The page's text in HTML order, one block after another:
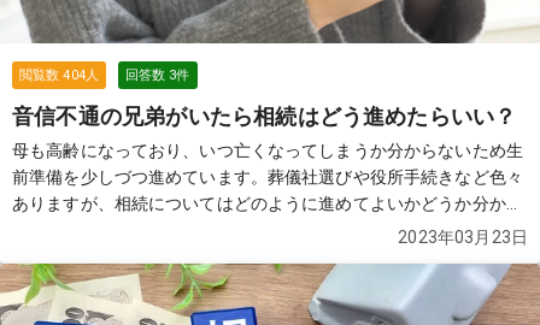
閲覧数404人 回答数 3件
音信不通の兄弟がいたら相続はどう進めたらいい？
母も高齢になっており、いつ亡くなってしまうか分からないため生
前準備を少しづつ進めています。葬儀社選びや役所手続きなど色々
ありますが、相続についてはどのように進めてよいかどうか分から
ず困っています。 私には兄弟がいますが、何年も前から音信不通で
りんのままになって相続自体が行われないのでしょうか。 それと
も、期限が定められていて自動的に相続されたり放棄されたりする
2023年03月23日